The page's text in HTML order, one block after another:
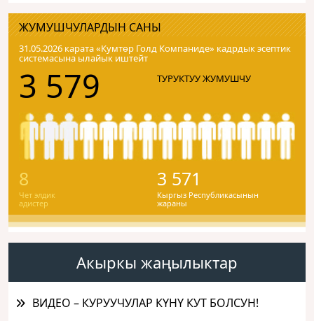
ЖУМУШЧУЛАРДЫН САНЫ
31.05.2026 карата «Кумтɵр Голд Компаниде» кадрдык эсептик
системасына ылайык иштейт
3 579 ТУРУКТУУ ЖУМУШЧУ
8
Чет элдик
адистер
3 571
Кыргыз Республикасынын
жараны
Акыркы жаңылыктар
ВИДЕО – КУРУУЧУЛАР КҮНҮ КУТ БОЛСУН!